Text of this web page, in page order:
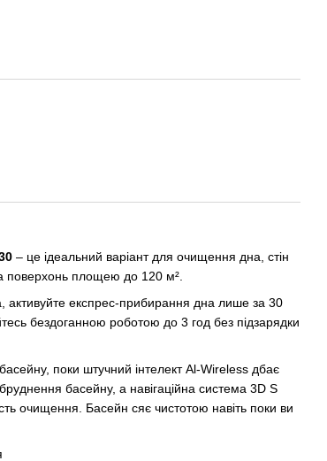
– це ідеальний варіант для очищення дна, стін
поверхонь площею до 120 м².
активуйте експрес-прибирання дна лише за 30
бездоганною роботою до 3 год без підзарядки
поки штучний інтелект Al-Wireless дбає
басейну, а навігаційна система 3D S
очищення. Басейн сяє чистотою навіть поки ви